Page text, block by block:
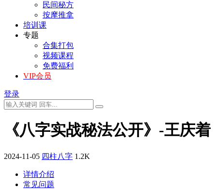
民间秘方
按摩推拿
培训课
专题
合集打包
视频课程
免费福利
VIP会员
登录
《八字实战秘法公开》-王庆着
2024-11-05 四柱八字 1.2K
详情介绍
常见问题